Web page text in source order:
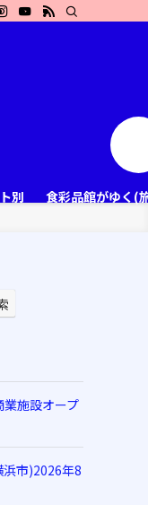
別 食彩品館がゆく(
施設オープ
市)2026年8